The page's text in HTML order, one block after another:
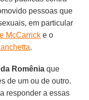
pessoas que
em particular
McCarrick e o
.
Romênia que
de um ou de outro.
responder a essas